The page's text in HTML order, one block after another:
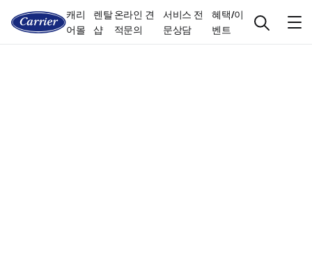
캐리
어몰
렌탈
샵
온라인 견
적문의
서비스 전
문상담
혜택/이
벤트